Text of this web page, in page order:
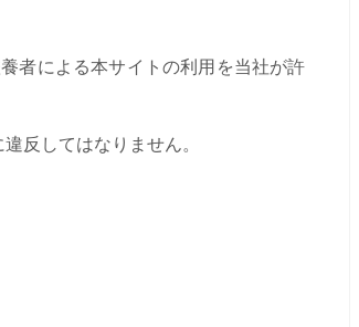
者による本サイトの利用を当社が許
反してはなりません。